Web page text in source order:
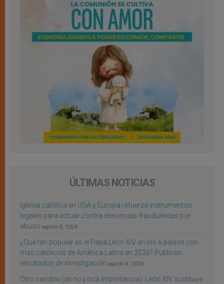
ÚLTIMAS NOTICIAS
Iglesia católica en USA y Europa refuerza instrumentos
legales para actuar contra denuncias fraudulentas por
abuso agosto 9, 2026
¿Qué tan popular es el Papa León XIV en los 6 países con
más católicos de América Latina en 2026? Publican
resultados de investigación agosto 9, 2026
Otro cambio (de no poca importancia): León XIV sustituye